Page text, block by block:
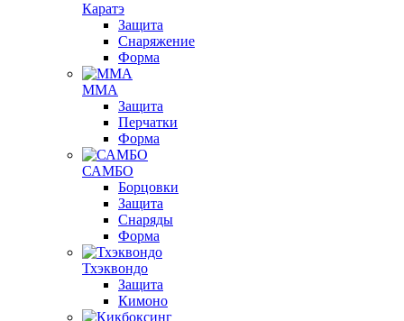
Каратэ
Защита
Снаряжение
Форма
ММА
Защита
Перчатки
Форма
САМБО
Борцовки
Защита
Снаряды
Форма
Тхэквондо
Защита
Кимоно